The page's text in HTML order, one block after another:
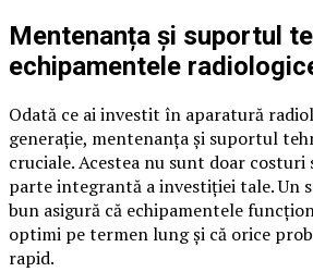
Mentenanța și suportul
echipamentele
Odată ce ai investit în aparatură
generație, mentenanța și suportul
cruciale. Acestea nu sunt doar
parte integrantă a investiției tale. Un
bun asigură că echipamentele
optimi pe termen lung și că orice
rapid.